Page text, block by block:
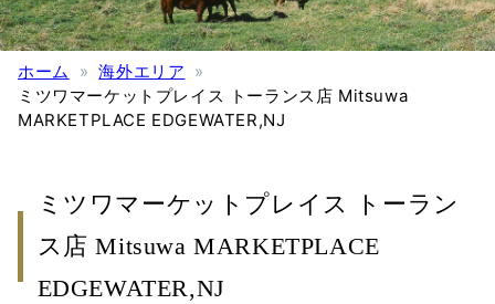
ホーム
海外エリア
ミツワマーケットプレイス トーランス店 Mitsuwa
MARKETPLACE EDGEWATER,NJ
ミツワマーケットプレイス トーラン
ス店 Mitsuwa MARKETPLACE
EDGEWATER,NJ